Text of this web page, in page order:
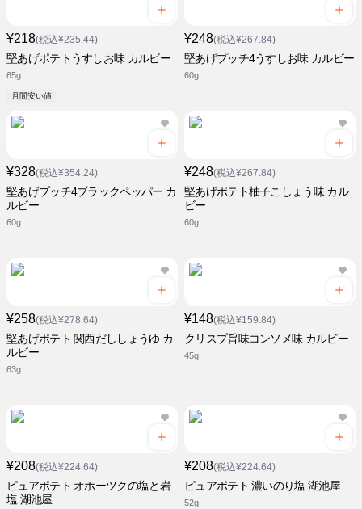
¥218(税込¥235.44)
堅あげポテトうすしお味 カルビー
65g
月間安い値
¥248(税込¥267.84)
堅あげプッチ4うすしお味 カルビー
60g
¥328(税込¥354.24)
堅あげプッチ4ブラックペッパー カ
ルビー
60g
¥248(税込¥267.84)
堅あげポテト柚子こしょう味 カル
ビー
60g
¥258(税込¥278.64)
堅あげポテト 関西だししょうゆ カ
ルビー
63g
¥148(税込¥159.84)
クリスプ旨味コンソメ味 カルビー
45g
¥208(税込¥224.64)
ピュアポテト オホーツクの塩と岩
塩 湖池屋
¥208(税込¥224.64)
ピュアポテト 濃いのり塩 湖池屋
52g